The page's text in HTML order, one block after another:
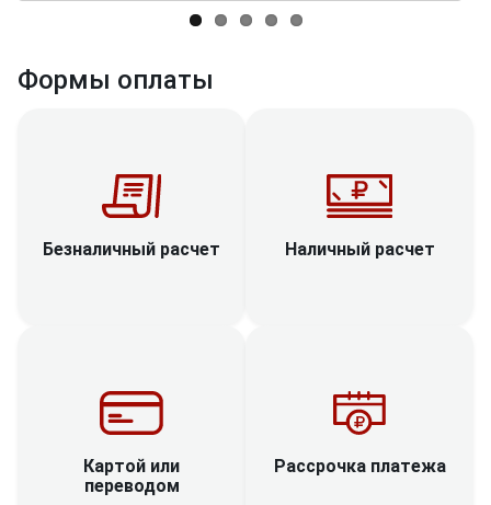
Формы оплаты
Безналичный расчет Наличный расчет
Картой или
переводом
Рассрочка платежа